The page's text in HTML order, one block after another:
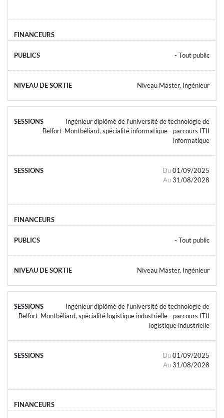
- Tout public
Niveau Master, Ingénieur
Ingénieur diplômé de l'université de technologie de
Belfort-Montbéliard, spécialité informatique - parcours ITII
informatique
Du 01/09/2025
Au 31/08/2028
- Tout public
Niveau Master, Ingénieur
Ingénieur diplômé de l'université de technologie de
Belfort-Montbéliard, spécialité logistique industrielle - parcours ITII
logistique industrielle
Du 01/09/2025
Au 31/08/2028